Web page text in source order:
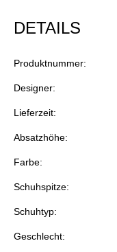
DETAILS
Produktnummer:
Designer:
Lieferzeit:
Absatzhöhe:
Farbe:
Schuhspitze:
Schuhtyp:
Geschlecht: